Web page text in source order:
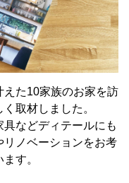
た10家族のお家を訪
取材しました。
などディテールにも
ノベーションをお考
す。